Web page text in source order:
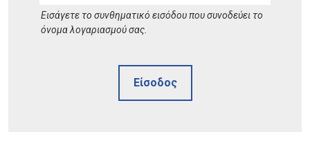
Εισάγετε το συνθηματικό εισόδου που συνοδεύει το
όνομα λογαριασμού σας.